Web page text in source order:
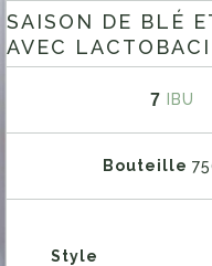
SAISON DE BLÉ
AVEC
7 IBU
Bouteille
Style